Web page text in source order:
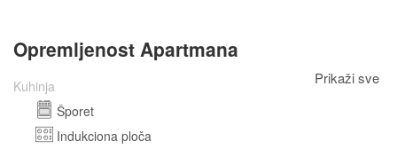
Opremljenost Apartmana
Prikaži sve
Kuhinja
Šporet
Indukciona ploča